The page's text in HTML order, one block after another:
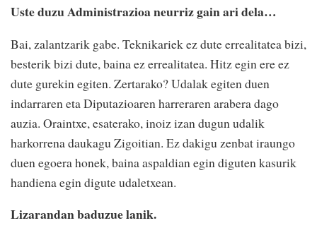
Uste duzu Administrazioa neurriz gain ari dela…
Bai, zalantzarik gabe. Teknikariek ez dute errealitatea bizi,
besterik bizi dute, baina ez errealitatea. Hitz egin ere ez
dute gurekin egiten. Zertarako? Udalak egiten duen
indarraren eta Diputazioaren harreraren arabera dago
auzia. Oraintxe, esaterako, inoiz izan dugun udalik
harkorrena daukagu Zigoitian. Ez dakigu zenbat iraungo
duen egoera honek, baina aspaldian egin diguten kasurik
handiena egin digute udaletxean.
Lizarandan baduzue lanik.